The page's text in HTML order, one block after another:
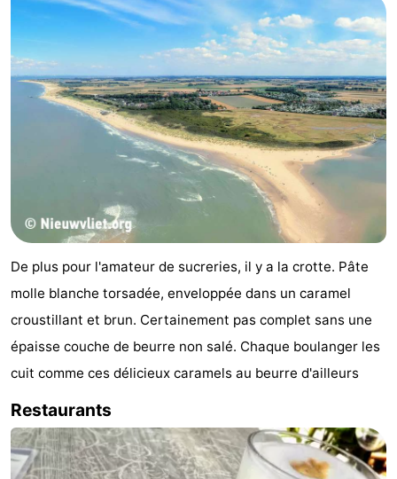
Résidence
Cadzand-
Bad
Nieuwvliet-
Bad
Schoneveld
-
Strand
Zwinhoeve
Hôtels
Last
minutes
Plages
Voir
et
faire
Lieux
d'intérêt
-
De plus pour l'amateur de sucreries, il y a la crotte. Pâte
molle blanche torsadée, enveloppée dans un caramel
croustillant et brun. Certainement pas complet sans une
épaisse couche de beurre non salé. Chaque boulanger les
cuit comme ces délicieux caramels au beurre d'ailleurs
Restaurants